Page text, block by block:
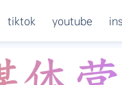
tiktok youtube